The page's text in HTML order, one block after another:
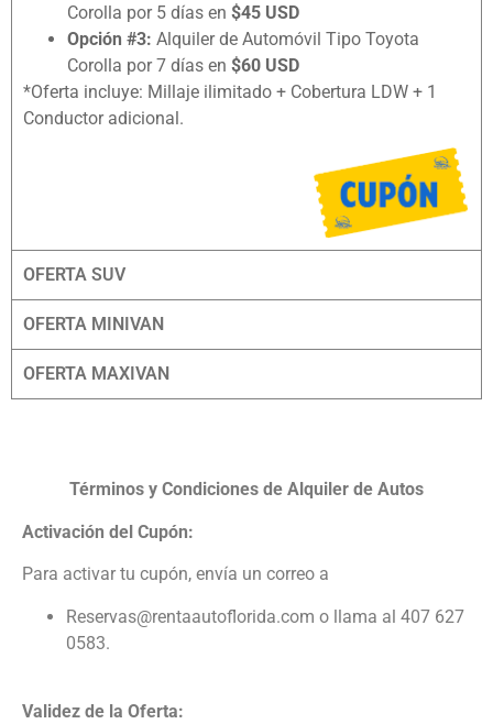
Corolla por 5 días en $45 USD
Opción #3: Alquiler de Automóvil Tipo Toyota
Corolla por 7 días en $60 USD
*Oferta incluye: Millaje ilimitado + Cobertura LDW + 1
Conductor adicional.
OFERTA SUV
OFERTA MINIVAN
OFERTA MAXIVAN
Términos y Condiciones de Alquiler de Autos
Activación del Cupón:
Para activar tu cupón, envía un correo a
Reservas@rentaautoflorida.com o llama al 407 627
0583.
Validez de la Oferta: